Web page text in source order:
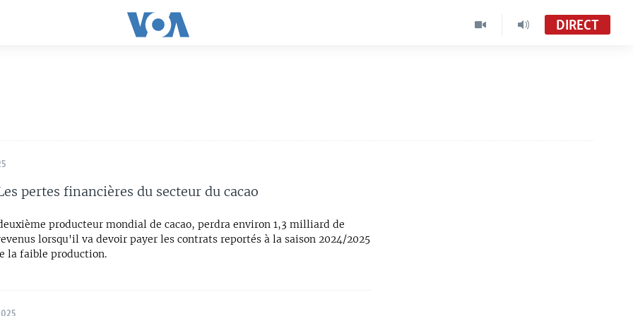
DIRECT
pertes financières du secteur du cacao
producteur mondial de cacao, perdra environ 1,3 milliard de
lorsqu'il va devoir payer les contrats reportés à la saison 2024/2025
la faible production.